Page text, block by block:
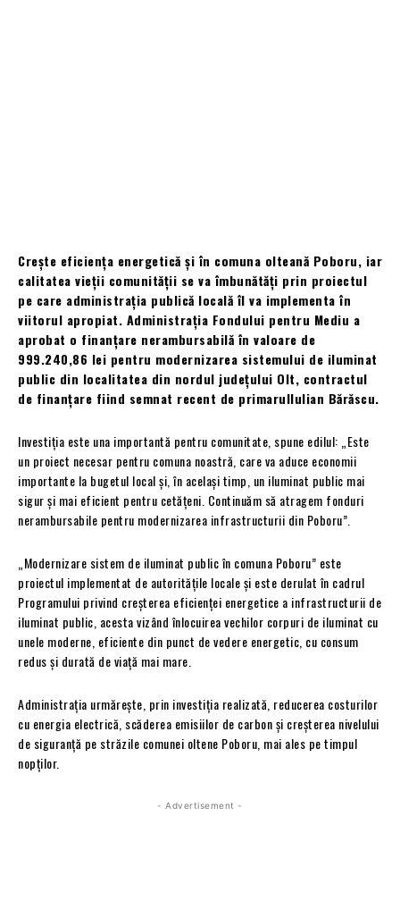
Crește eficiența energetică și în comuna olteană Poboru, iar
calitatea vieții comunității se va îmbunătăți prin proiectul
pe care administrația publică locală îl va implementa în
viitorul apropiat. Administrația Fondului pentru Mediu a
aprobat o finanțare nerambursabilă în valoare de
999.240,86 lei pentru modernizarea sistemului de iluminat
public din localitatea din nordul județului Olt, contractul
de finanțare fiind semnat recent de primarulIulian Bărăscu.
Investiția este una importantă pentru comunitate, spune edilul: „Este
un proiect necesar pentru comuna noastră, care va aduce economii
importante la bugetul local și, în același timp, un iluminat public mai
sigur și mai eficient pentru cetățeni. Continuăm să atragem fonduri
nerambursabile pentru modernizarea infrastructurii din Poboru”.
„Modernizare sistem de iluminat public în comuna Poboru” este
proiectul implementat de autoritățile locale și este derulat în cadrul
Programului privind creșterea eficienței energetice a infrastructurii de
iluminat public, acesta vizând înlocuirea vechilor corpuri de iluminat cu
unele moderne, eficiente din punct de vedere energetic, cu consum
redus și durată de viață mai mare.
Administrația urmărește, prin investiția realizată, reducerea costurilor
cu energia electrică, scăderea emisiilor de carbon și creșterea nivelului
de siguranță pe străzile comunei oltene Poboru, mai ales pe timpul
nopților.
- Advertisement -